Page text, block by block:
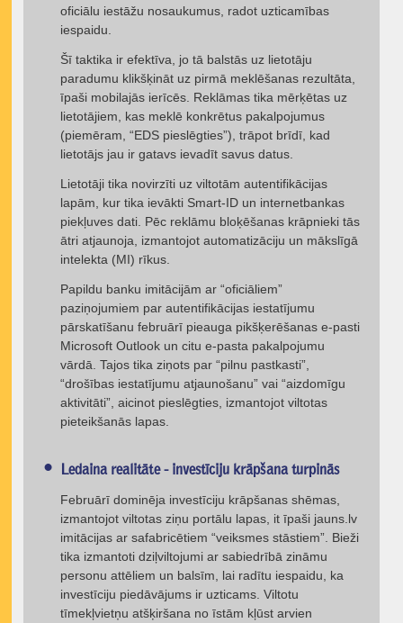
oficiālu iestāžu nosaukumus, radot uzticamības
iespaidu.
Šī taktika ir efektīva, jo tā balstās uz lietotāju
paradumu klikšķināt uz pirmā meklēšanas rezultāta,
īpaši mobilajās ierīcēs. Reklāmas tika mērķētas uz
lietotājiem, kas meklē konkrētus pakalpojumus
(piemēram, “EDS pieslēgties”), trāpot brīdī, kad
lietotājs jau ir gatavs ievadīt savus datus.
Lietotāji tika novirzīti uz viltotām autentifikācijas
lapām, kur tika ievākti Smart-ID un internetbankas
piekļuves dati. Pēc reklāmu bloķēšanas krāpnieki tās
ātri atjaunoja, izmantojot automatizāciju un mākslīgā
intelekta (MI) rīkus.
Papildu banku imitācijām ar “oficiāliem”
paziņojumiem par autentifikācijas iestatījumu
pārskatīšanu februārī pieauga pikšķerēšanas e-pasti
Microsoft Outlook un citu e-pasta pakalpojumu
vārdā. Tajos tika ziņots par “pilnu pastkasti”,
“drošības iestatījumu atjaunošanu” vai “aizdomīgu
aktivitāti”, aicinot pieslēgties, izmantojot viltotas
pieteikšanās lapas.
Ledaina realitāte - investīciju krāpšana turpinās
Februārī dominēja investīciju krāpšanas shēmas,
izmantojot viltotas ziņu portālu lapas, it īpaši jauns.lv
imitācijas ar safabricētiem “veiksmes stāstiem”. Bieži
tika izmantoti dziļviltojumi ar sabiedrībā zināmu
personu attēliem un balsīm, lai radītu iespaidu, ka
investīciju piedāvājums ir uzticams. Viltotu
tīmekļvietņu atšķiršana no īstām kļūst arvien